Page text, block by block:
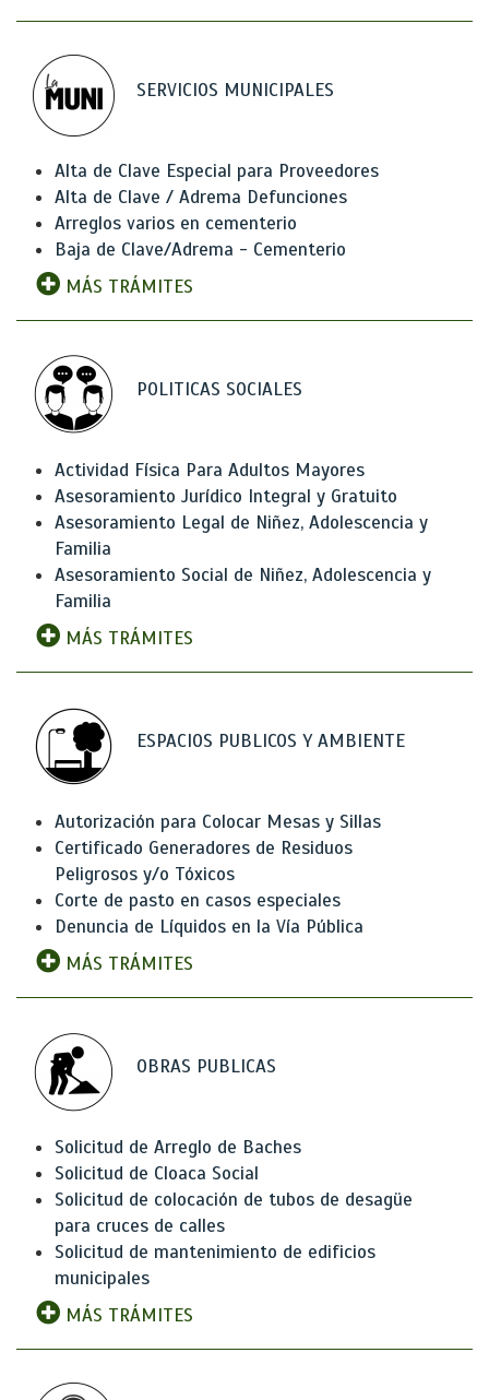
SERVICIOS MUNICIPALES
Alta de Clave Especial para Proveedores
Alta de Clave / Adrema Defunciones
Arreglos varios en cementerio
Baja de Clave/Adrema - Cementerio
MÁS TRÁMITES
POLITICAS SOCIALES
Actividad Física Para Adultos Mayores
Asesoramiento Jurídico Integral y Gratuito
Asesoramiento Legal de Niñez, Adolescencia y
Familia
Asesoramiento Social de Niñez, Adolescencia y
Familia
MÁS TRÁMITES
ESPACIOS PUBLICOS Y AMBIENTE
Autorización para Colocar Mesas y Sillas
Certificado Generadores de Residuos
Peligrosos y/o Tóxicos
Corte de pasto en casos especiales
Denuncia de Líquidos en la Vía Pública
MÁS TRÁMITES
OBRAS PUBLICAS
Solicitud de Arreglo de Baches
Solicitud de Cloaca Social
Solicitud de colocación de tubos de desagüe
para cruces de calles
Solicitud de mantenimiento de edificios
municipales
MÁS TRÁMITES